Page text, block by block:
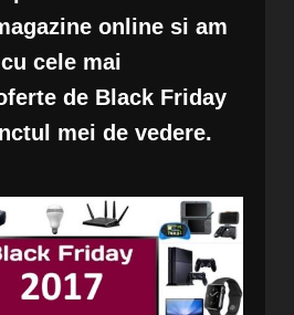
online si am
cele mai
de Black Friday
mei de vedere.